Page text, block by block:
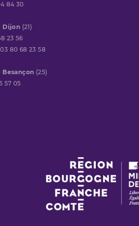
84 30
Dijon (21)
23 56
80 68 23 58
Besançon (25)
57 05